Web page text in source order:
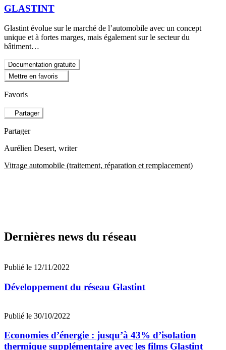
GLASTINT
Glastint évolue sur le marché de l’automobile avec un concept
unique et à fortes marges, mais également sur le secteur du
bâtiment…
Documentation gratuite
Mettre en favoris
Favoris
Partager
Partager
Aurélien Desert, writer
Vitrage automobile (traitement, réparation et remplacement)
Dernières news du réseau
Publié le 12/11/2022
Développement du réseau Glastint
Publié le 30/10/2022
Economies d’énergie : jusqu’à 43% d’isolation
thermique supplémentaire avec les films Glastint